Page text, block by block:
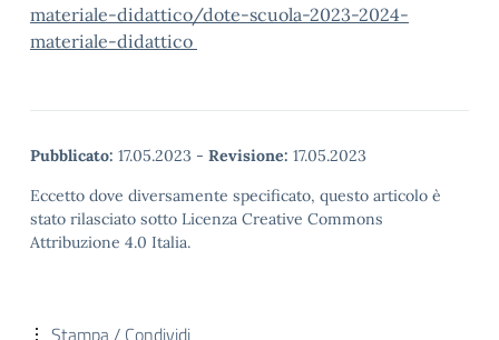
materiale-didattico/dote-scuola-2023-2024-
materiale-didattico
Pubblicato: 17.05.2023 - Revisione: 17.05.2023
Eccetto dove diversamente specificato, questo articolo è
stato rilasciato sotto Licenza Creative Commons
Attribuzione 4.0 Italia.
Stampa / Condividi